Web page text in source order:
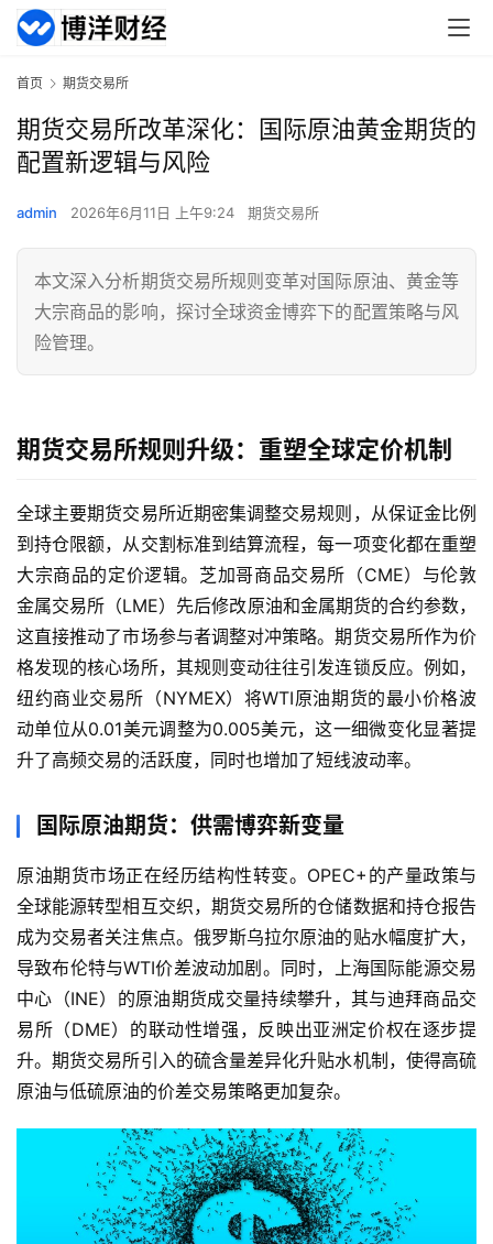
首页 期货交易所
期货交易所改革深化：国际原油黄金期货的
配置新逻辑与风险
admin 2026年6月11日 上午9:24 期货交易所
本文深入分析期货交易所规则变革对国际原油、黄金等
大宗商品的影响，探讨全球资金博弈下的配置策略与风
险管理。
期货交易所规则升级：重塑全球定价机制
全球主要期货交易所近期密集调整交易规则，从保证金比例
到持仓限额，从交割标准到结算流程，每一项变化都在重塑
大宗商品的定价逻辑。芝加哥商品交易所（CME）与伦敦
金属交易所（LME）先后修改原油和金属期货的合约参数，
这直接推动了市场参与者调整对冲策略。期货交易所作为价
格发现的核心场所，其规则变动往往引发连锁反应。例如，
纽约商业交易所（NYMEX）将WTI原油期货的最小价格波
动单位从0.01美元调整为0.005美元，这一细微变化显著提
升了高频交易的活跃度，同时也增加了短线波动率。
国际原油期货：供需博弈新变量
原油期货市场正在经历结构性转变。OPEC+的产量政策与
全球能源转型相互交织，期货交易所的仓储数据和持仓报告
成为交易者关注焦点。俄罗斯乌拉尔原油的贴水幅度扩大，
导致布伦特与WTI价差波动加剧。同时，上海国际能源交易
中心（INE）的原油期货成交量持续攀升，其与迪拜商品交
易所（DME）的联动性增强，反映出亚洲定价权在逐步提
升。期货交易所引入的硫含量差异化升贴水机制，使得高硫
原油与低硫原油的价差交易策略更加复杂。